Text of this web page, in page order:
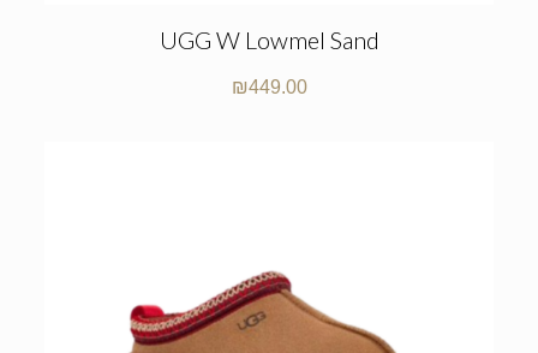
UGG W Lowmel Sand
₪449.00